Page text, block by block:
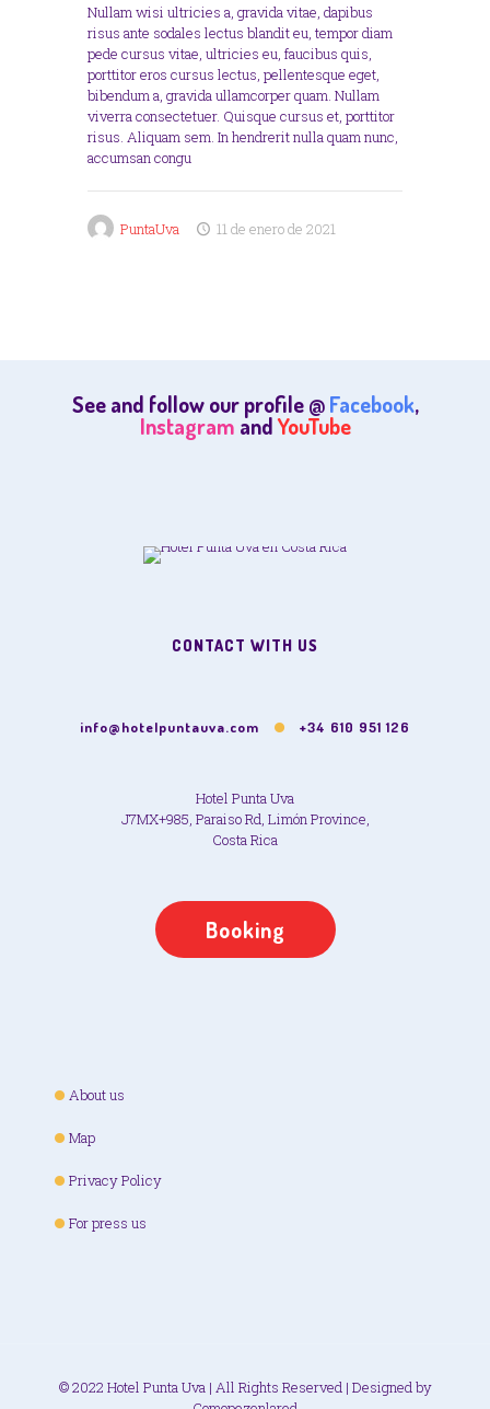
Nullam wisi ultricies a, gravida vitae, dapibus
risus ante sodales lectus blandit eu, tempor diam
pede cursus vitae, ultricies eu, faucibus quis,
porttitor eros cursus lectus, pellentesque eget,
bibendum a, gravida ullamcorper quam. Nullam
viverra consectetuer. Quisque cursus et, porttitor
risus. Aliquam sem. In hendrerit nulla quam nunc,
accumsan congu
PuntaUva 11 de enero de 2021
See and follow our profile @Facebook,
Instagram andYouTube
CONTACT WITH US
info@hotelpuntauva.com +34 610 951 126
Hotel Punta Uva
J7MX+985, Paraiso Rd, Limón Province,
Costa Rica
Booking
About us
Map
Privacy Policy
For press us
© 2022 Hotel Punta Uva | All Rights Reserved | Designed by